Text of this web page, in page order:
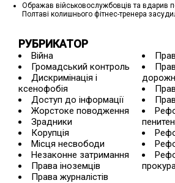
Ображав військовослужбовців та вдарив
Полтаві колишнього фітнес-тренера
РУБРИКАТОР
Війна
Громадський контроль
Дискримінація і
ксенофобія
Доступ до інформації
Жорстоке поводження
Зрадники
Корупція
Місця несвободи
Незаконне затримання
Права іноземців
Права журналістів